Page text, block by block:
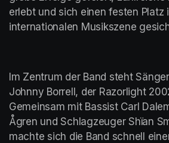
erlebt und sich einen festen Platz
internationalen Musikszene
Im Zentrum der Band steht
Johnny Borrell, der Razorlight
Gemeinsam mit Bassist Carl
Ågren und Schlagzeuger Shïan
machte sich die Band schnell